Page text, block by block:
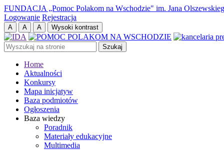
FUNDACJA „Pomoc Polakom na Wschodzie" im. Jana
Logowanie Rejestracja
Home
Aktualności
Konkursy
Mapa inicjatyw
Baza podmiotów
Ogłoszenia
Baza wiedzy
Poradnik
Materiały edukacyjne
Multimedia